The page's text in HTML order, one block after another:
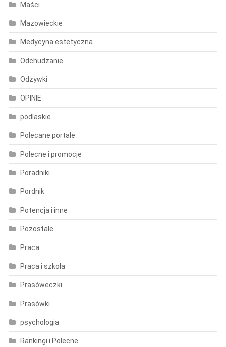
Maści
Mazowieckie
Medycyna estetyczna
Odchudzanie
Odżywki
OPINIE
podlaskie
Polecane portale
Polecne i promocje
Poradniki
Pordnik
Potencja i inne
Pozostałe
Praca
Praca i szkoła
Prasóweczki
Prasówki
psychologia
Rankingi i Polecne